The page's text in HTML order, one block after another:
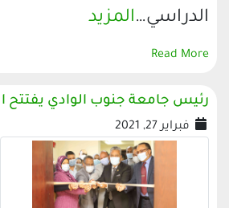
الدراسي…المزيد
Read More
رئيس جامعة جنوب الوادي يفتتح
فبراير 27, 2021